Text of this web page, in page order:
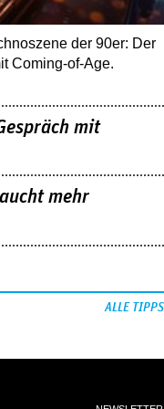
der 90er: Der
Coming-of-Age.
mit
mehr
ALLE TIPPS